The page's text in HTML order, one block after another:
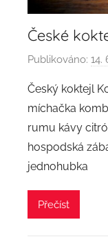
České
Publikováno: 14.
Český koktejl
míchačka
rumu kávy
hospodská
jednohubka
Přečíst